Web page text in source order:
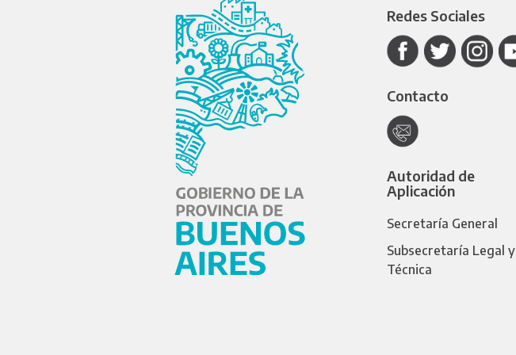
Redes Sociales
Contacto
Autoridad de
Aplicación
Secretaría General
Subsecretaría Legal y
Técnica